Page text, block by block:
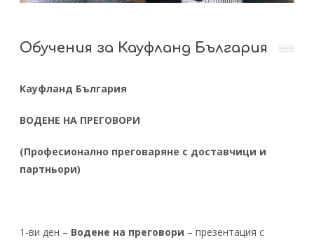
Обучения за Кауфланд България
Кауфланд България
ВОДЕНЕ НА ПРЕГОВОРИ
(Професионално преговаряне с доставчици и
партньори)
1-ви ден – Водене на преговори – презентация с